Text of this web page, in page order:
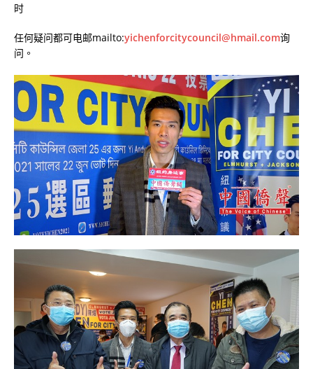
时
任何疑问都可电邮mailto:yichenforcitycouncil@hmail.com询
问。